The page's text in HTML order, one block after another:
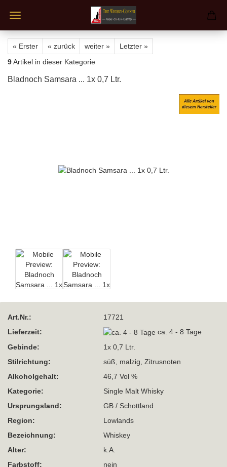
« Erster « zurück weiter »
Letzter »
9Artikel in dieser Kategorie
Bladnoch Samsara ... 1x 0,7 Ltr.
Art.Nr.:
17721
Lieferzeit:
ca. 4 - 8 Tage
Gebinde:
1x 0,7 Ltr.
Stilrichtung:
süß, malzig, Zitrusnoten
Alkoholgehalt:
46,7 Vol %
Kategorie:
Single Malt Whisky
Ursprungsland:
GB / Schottland
Region:
Lowlands
Bezeichnung:
Whiskey
Alter:
k.A.
Farbstoff:
nein